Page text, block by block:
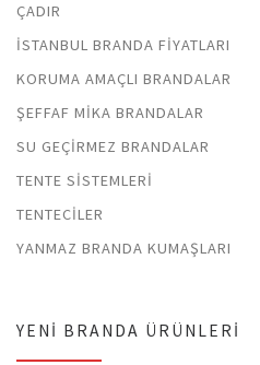
ÇADIR
İSTANBUL BRANDA FIYATLARI
KORUMA AMAÇLI BRANDALAR
ŞEFFAF MIKA BRANDALAR
SU GEÇIRMEZ BRANDALAR
TENTE SISTEMLERI
TENTECILER
YANMAZ BRANDA KUMAŞLARI
YENI BRANDA ÜRÜNLERI